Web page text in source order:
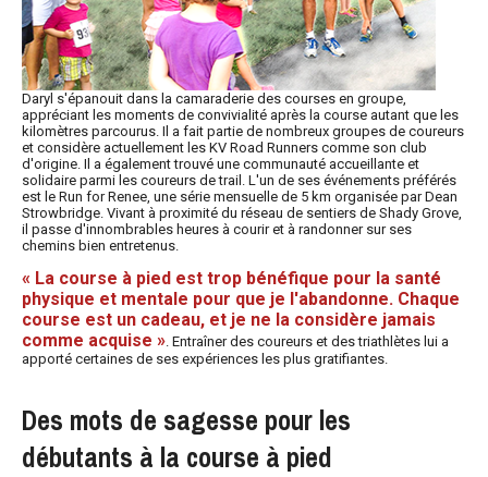
Daryl s'épanouit dans la camaraderie des courses en groupe,
appréciant les moments de convivialité après la course autant que les
kilomètres parcourus. Il a fait partie de nombreux groupes de coureurs
et considère actuellement les KV Road Runners comme son club
d'origine. Il a également trouvé une communauté accueillante et
solidaire parmi les coureurs de trail. L'un de ses événements préférés
est le Run for Renee, une série mensuelle de 5 km organisée par Dean
Strowbridge. Vivant à proximité du réseau de sentiers de Shady Grove,
il passe d'innombrables heures à courir et à randonner sur ses
chemins bien entretenus.
« La course à pied est trop bénéfique pour la santé
physique et mentale pour que je l'abandonne. Chaque
course est un cadeau, et je ne la considère jamais
comme acquise ». Entraîner des coureurs et des triathlètes lui a
apporté certaines de ses expériences les plus gratifiantes.
Des mots de sagesse pour les
débutants à la course à pied